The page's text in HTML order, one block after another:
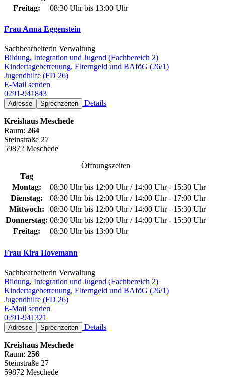
Freitag:
08:30 Uhr bis 13:00 Uhr
Frau Anna Eggenstein
Sachbearbeiterin Verwaltung
Bildung, Integration und Jugend (Fachbereich 2)
Kindertagebetreuung, Elterngeld und BAföG (26/1)
Jugendhilfe (FD 26)
E-Mail senden
0291-941843
Adresse Sprechzeiten Details
Kreishaus Meschede
Raum: 264
Steinstraße 27
59872 Meschede
Öffnungszeiten
Tag
Montag:
08:30 Uhr bis 12:00 Uhr / 14:00 Uhr - 15:30 Uhr
Dienstag:
08:30 Uhr bis 12:00 Uhr / 14:00 Uhr - 17:00 Uhr
Mittwoch:
08:30 Uhr bis 12:00 Uhr / 14:00 Uhr - 15:30 Uhr
Donnerstag: 08:30 Uhr bis 12:00 Uhr / 14:00 Uhr - 15:30 Uhr
Freitag:
08:30 Uhr bis 13:00 Uhr
Frau Kira Hovemann
Sachbearbeiterin Verwaltung
Bildung, Integration und Jugend (Fachbereich 2)
Kindertagebetreuung, Elterngeld und BAföG (26/1)
Jugendhilfe (FD 26)
E-Mail senden
0291-941321
Adresse Sprechzeiten Details
Kreishaus Meschede
Raum: 256
Steinstraße 27
59872 Meschede